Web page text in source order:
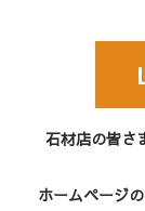
石材店の皆さ
ホームページ